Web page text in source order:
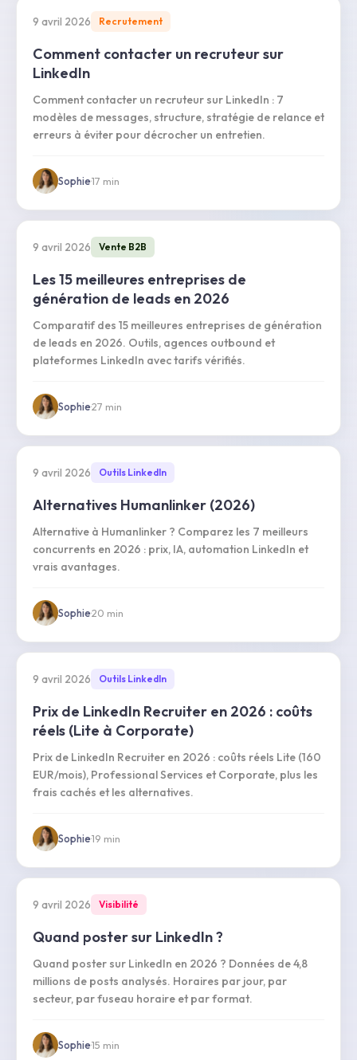
9 avril 2026 Recrutement
Comment contacter un recruteur sur
LinkedIn
Comment contacter un recruteur sur LinkedIn : 7
modèles de messages, structure, stratégie de relance et
erreurs à éviter pour décrocher un entretien.
Sophie·17 min
9 avril 2026 Vente B2B
Les 15 meilleures entreprises de
génération de leads en 2026
Comparatif des 15 meilleures entreprises de génération
de leads en 2026. Outils, agences outbound et
plateformes LinkedIn avec tarifs vérifiés.
Sophie·27 min
9 avril 2026 Outils LinkedIn
Alternatives Humanlinker (2026)
Alternative à Humanlinker ? Comparez les 7 meilleurs
concurrents en 2026 : prix, IA, automation LinkedIn et
vrais avantages.
Sophie·20 min
9 avril 2026 Outils LinkedIn
Prix de LinkedIn Recruiter en 2026 : coûts
réels (Lite à Corporate)
Prix de LinkedIn Recruiter en 2026 : coûts réels Lite (160
EUR/mois), Professional Services et Corporate, plus les
frais cachés et les alternatives.
Sophie·19 min
9 avril 2026 Visibilité
Quand poster sur LinkedIn ?
Quand poster sur LinkedIn en 2026 ? Données de 4,8
millions de posts analysés. Horaires par jour, par
secteur, par fuseau horaire et par format.
Sophie·15 min